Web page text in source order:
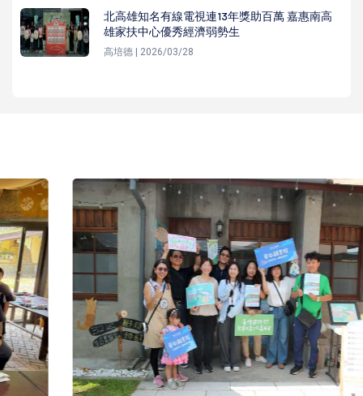
北高雄知名有線電視連13年獎助百萬 嘉惠南高
雄家扶中心優秀經濟弱勢生
高培德 | 2026/03/28